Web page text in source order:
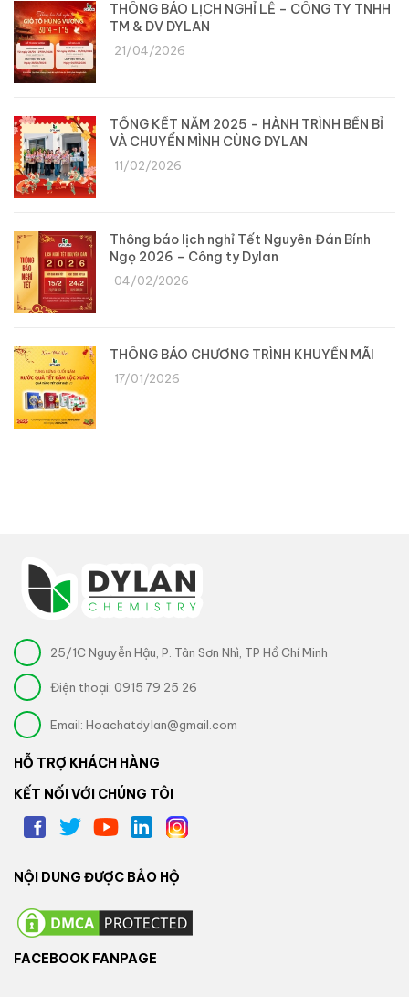
THÔNG BÁO LỊCH NGHỈ LỄ – CÔNG TY TNHH
TM & DV DYLAN
21/04/2026
TỔNG KẾT NĂM 2025 – HÀNH TRÌNH BỀN BỈ
VÀ CHUYỂN MÌNH CÙNG DYLAN
11/02/2026
Thông báo lịch nghỉ Tết Nguyên Đán Bính
Ngọ 2026 – Công ty Dylan
04/02/2026
THÔNG BÁO CHƯƠNG TRÌNH KHUYẾN MÃI
17/01/2026
25/1C Nguyễn Hậu, P. Tân Sơn Nhì, TP Hồ Chí Minh
Điện thoại: 0915 79 25 26
Email: Hoachatdylan@gmail.com
HỖ TRỢ KHÁCH HÀNG
KẾT NỐI VỚI CHÚNG TÔI
NỘI DUNG ĐƯỢC BẢO HỘ
FACEBOOK FANPAGE